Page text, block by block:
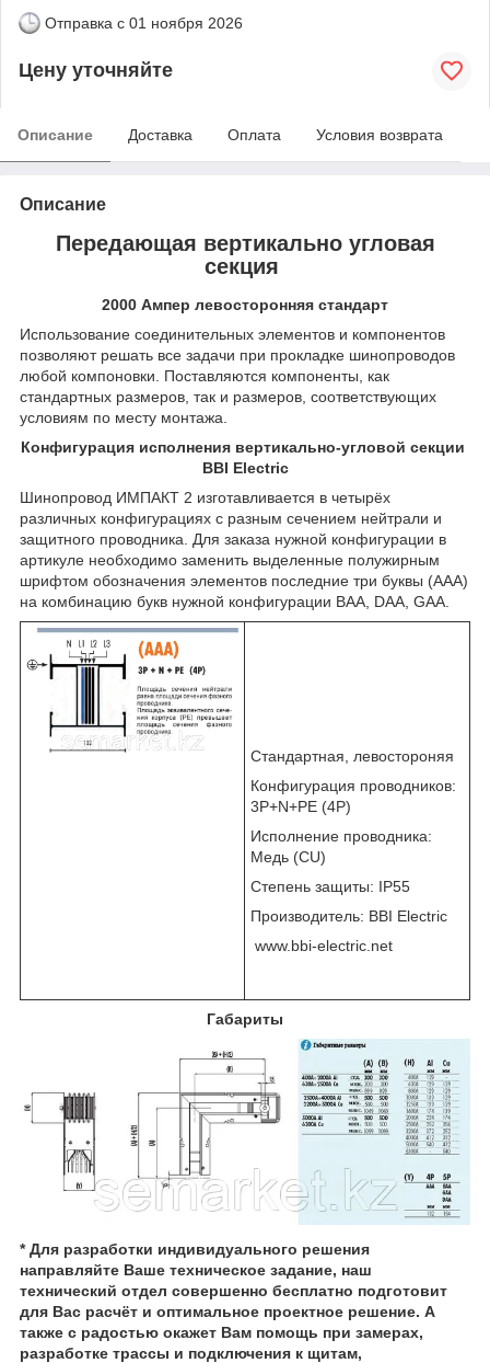
Отправка с 01 ноября 2026
Цену уточняйте
Описание Доставка Оплата Условия возврата
Описание
Передающая вертикально угловая
секция
2000 Ампер левосторонняя стандарт
Использование соединительных элементов и компонентов
позволяют решать все задачи при прокладке шинопроводов
любой компоновки. Поставляются компоненты, как
стандартных размеров, так и размеров, соответствующих
условиям по месту монтажа.
Конфигурация исполнения вертикально-угловой секции
BBI Electric
Шинопровод ИМПАКТ 2 изготавливается в четырёх
различных конфигурациях с разным сечением нейтрали и
защитного проводника. Для заказа нужной конфигурации в
артикуле необходимо заменить выделенные полужирным
шрифтом обозначения элементов последние три буквы (AAA)
на комбинацию букв нужной конфигурации ВАА, DAA, GAA.
Стандартная, левостороняя
Конфигурация проводников:
3Р+N+PE (4P)
Исполнение проводника:
Медь (СU)
Степень защиты: IP55
Производитель: BBI Electric
www.bbi-electric.net
Габариты
* Для разработки индивидуального решения
направляйте Ваше техническое задание, наш
технический отдел совершенно бесплатно подготовит
для Вас расчёт и оптимальное проектное решение. А
также с радостью окажет Вам помощь при замерах,
разработке трассы и подключения к щитам,